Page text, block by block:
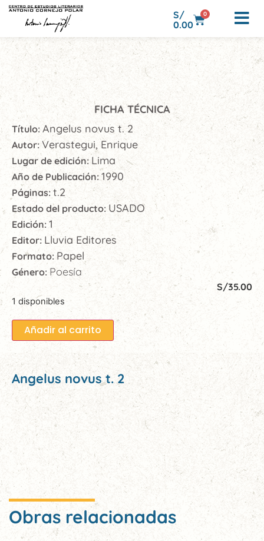
S/
0.00
0
FICHA TÉCNICA
Título: Angelus novus t. 2
Autor: Verastegui, Enrique
Lugar de edición: Lima
Año de Publicación:1990
Páginas: t.2
Estado del producto: USADO
Edición: 1
Editor: Lluvia Editores
Formato: Papel
Género: Poesía
S/35.00
1 disponibles
Añadir al carrito
Angelus novus t. 2
Obras relacionadas